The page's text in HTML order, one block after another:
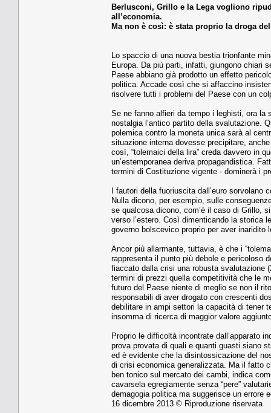
Berlusconi, Grillo e la Lega vogliono
all’economia.
Ma non è così: è stata proprio la droga
Lo spaccio di una nuova bestia trionfante
Europa. Da più parti, infatti, giungono chiari
Paese abbiano già prodotto un effetto
politica. Accade così che si affaccino
risolvere tutti i problemi del Paese con un
Se ne fanno alfieri da tempo i leghisti, ora la
nostalgia l’antico partito della svalutazione.
polemica contro la moneta unica sarà al
situazione interna dovesse precipitare,
così, “tolemaici della lira” creda davvero in
un’estemporanea deriva propagandistica.
termini di Costituzione vigente - dominerà i
I fautori della fuoriuscita dall’euro
Nulla dicono, per esempio, sulle
se qualcosa dicono, com’è il caso di Grillo,
verso l’estero. Così dimenticando la storica
governo bolscevico proprio per aver
Ancor più allarmante, tuttavia, è che i
rappresenta il punto più debole e pericoloso
fiaccato dalla crisi una robusta svalutazione
termini di prezzi quella competitività che le
futuro del Paese niente di meglio se non il
responsabili di aver drogato con crescenti
debilitare in ampi settori la capacità di tener
insomma di ricerca di maggior valore
Proprio le difficoltà incontrate dall’apparato
prova provata di quali e quanti guasti siano
ed è evidente che la disintossicazione del
di crisi economica generalizzata. Ma il fatto
ben tonico sul mercato dei cambi, indica
cavarsela egregiamente senza “pere”
demagogia politica ma suggerisce un errore
16 dicembre 2013 © Riproduzione riservata